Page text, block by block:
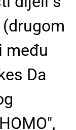
među
Da